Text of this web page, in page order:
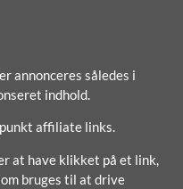
annonceres således i
indhold.
affiliate links.
at have klikket på et link,
bruges til at drive